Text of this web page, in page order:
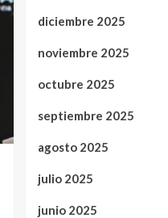
diciembre 2025
noviembre 2025
octubre 2025
septiembre 2025
agosto 2025
julio 2025
junio 2025